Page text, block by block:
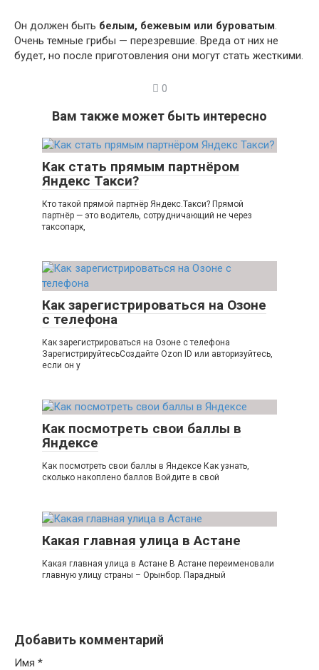
Он должен быть белым, бежевым или буроватым.
Очень темные грибы — перезревшие. Вреда от них не
будет, но после приготовления они могут стать жесткими.
0
Вам также может быть интересно
Как стать прямым партнёром
Яндекс Такси?
Кто такой прямой партнёр Яндекс.Такси? Прямой
партнёр — это водитель, сотрудничающий не через
таксопарк,
Как зарегистрироваться на Озоне
с телефона
Как зарегистрироваться на Озоне с телефона
ЗарегистрируйтесьСоздайте Ozon ID или авторизуйтесь,
если он у
Как посмотреть свои баллы в
Яндексе
Как посмотреть свои баллы в Яндексе Как узнать,
сколько накоплено баллов Войдите в свой
Какая главная улица в Астане
Какая главная улица в Астане В Астане переименовали
главную улицу страны – Орынбор. Парадный
Добавить комментарий
Имя *